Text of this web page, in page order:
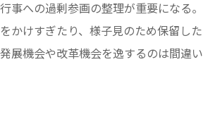
事への過剰参画の整理が重要になる。
かけすぎたり、様子見のため保留した
展機会や改革機会を逸するのは間違い